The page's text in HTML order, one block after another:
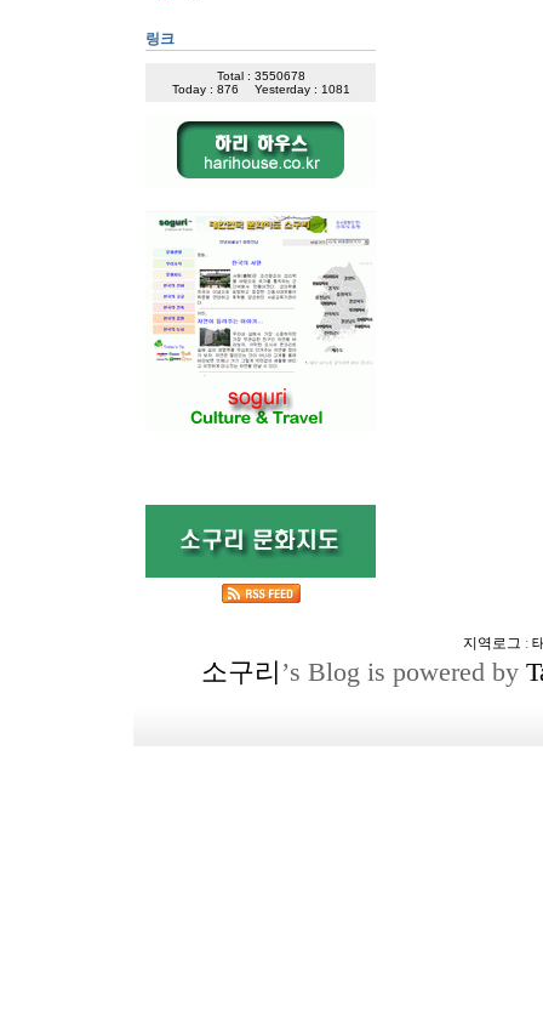
링크
Total : 3550678
Today : 876
Yesterday : 1081
지역로그 :
소구리 ’s Blog is powered by